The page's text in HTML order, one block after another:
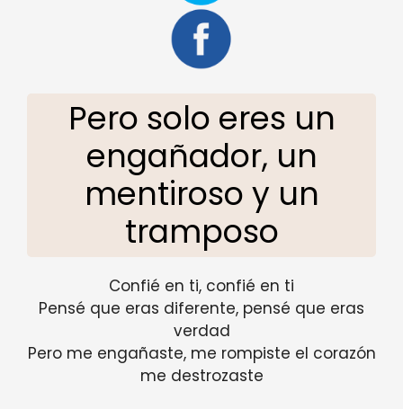
Pero solo eres un
engañador, un
mentiroso y un
tramposo
Confié en ti, confié en ti
Pensé que eras diferente, pensé que eras
verdad
Pero me engañaste, me rompiste el corazón
me destrozaste